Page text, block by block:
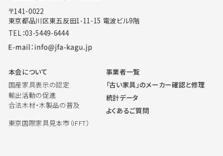
〒141-0022
東京都品川区東五反田1-11-15 電波ビル9階
TEL：03-5449-6444
本会について
国産家具表示の認定
輸出活動の促進
合法木材・木製品の普及
東京国際家具見本市（IFFT）
事業者一覧
「古い家具」のメーカー確認と修理
統計データ
よくあるご質問